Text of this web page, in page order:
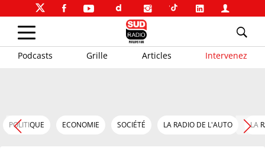
Podcasts Grille Articles Intervenez
POLITIQUE ECONOMIE SOCIÉTÉ LA RADIO DE L'AUTO LA